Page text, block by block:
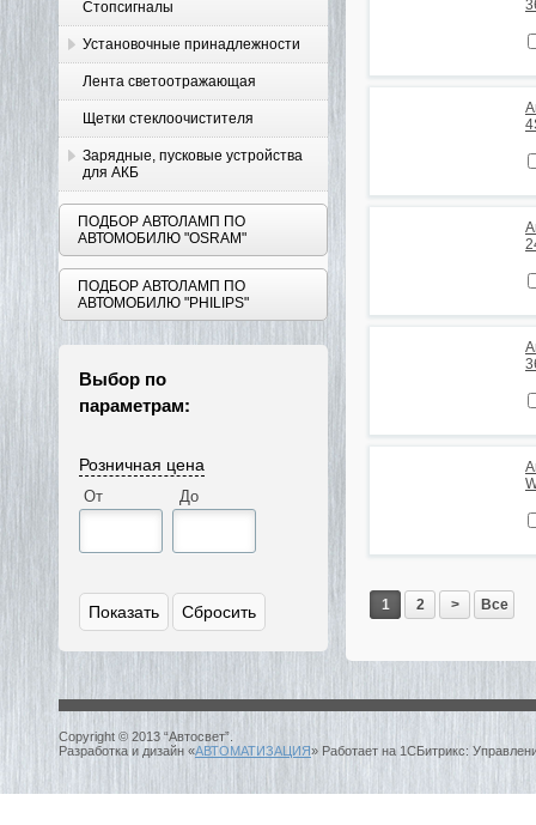
Стопсигналы
Установочные принадлежности
Лента светоотражающая
Щетки стеклоочистителя
Зарядные, пусковые устройства
для АКБ
ПОДБОР АВТОЛАМП ПО
АВТОМОБИЛЮ "OSRAM"
ПОДБОР АВТОЛАМП ПО
АВТОМОБИЛЮ "PHILIPS"
Выбор по
параметрам:
Розничная цена
От До
1 2 > Все
Copyright © 2013 “Автосвет”.
Разработка и дизайн «АВТОМАТИЗАЦИЯ» Работает на 1СБитрикс: